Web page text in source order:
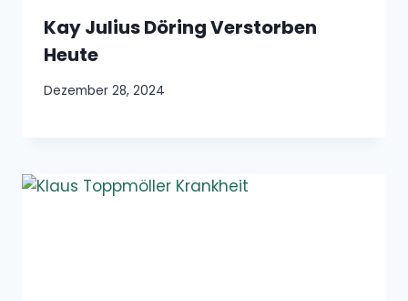
Kay Julius Döring Verstorben
Heute
Dezember 28, 2024